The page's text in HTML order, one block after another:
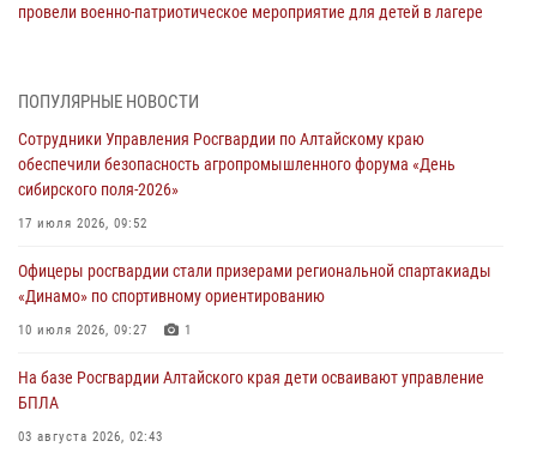
провели военно-патриотическое мероприятие для детей в лагере
акции «Коробка храбрости»
Сотрудники Росгвардии провели встречу с юными пограничниками
03 июля 2026, 04:03
Управление Росгвардии по Алтайскому краю провело для детей
02 июля 2026, 00:55
В краевом управлении вневедомственной охраны Росгвардии по
ПОПУЛЯРНЫЕ НОВОСТИ
Сотрудники Управления Росгвардии по Алтайскому краю
обеспечили безопасность агропромышленного форума «День
сибирского поля-2026»
17 июля 2026, 09:52
Офицеры росгвардии стали призерами региональной спартакиады
«Динамо» по спортивному ориентированию
10 июля 2026, 09:27 1
На базе Росгвардии Алтайского края дети осваивают управление
БПЛА
03 августа 2026, 02:43